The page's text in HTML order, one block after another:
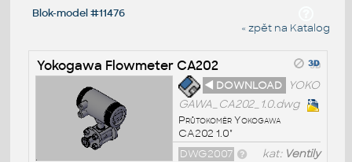
Blok-model #11476
« zpět na Katalog
Yokogawa Flowmeter CA202
◄ DOWNLOAD
YOKO
GAWA_CA202_1.0.dwg
Průtokoměr Yokogawa
CA202 1.0"
kat: Ventily
DWG2007